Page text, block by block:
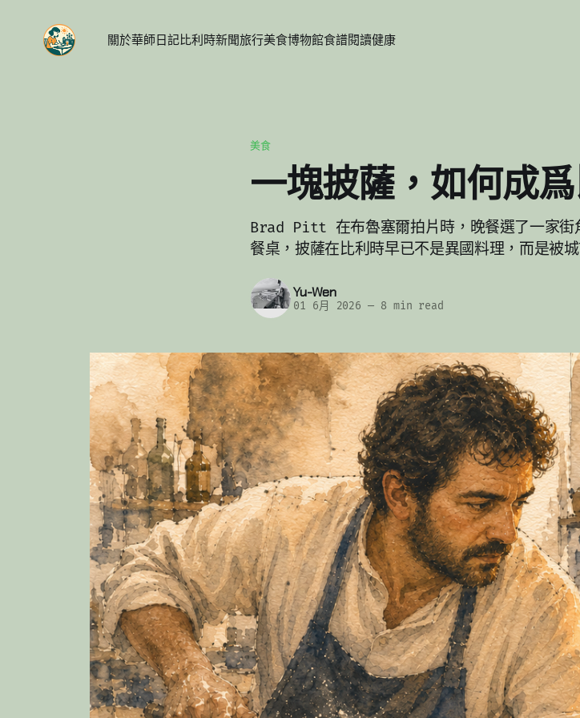
關於華師日記比利時新聞旅行美食博物館食譜閱讀健康
美食
一塊披薩，如何成
Brad Pitt 在布魯塞爾拍片時，晚餐選了一家街
餐桌，披薩在比利時早已不是異國料理，而是被
Yu-Wen
01 6月 2026 — 8 min read